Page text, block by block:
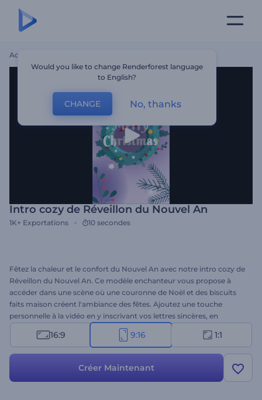
Accueil
Intro cozy de Réveillon du Nouvel An
1K+ Exportations 10 secondes
Fêtez la chaleur et le confort du Nouvel An avec notre intro cozy de
Réveillon du Nouvel An. Ce modèle enchanteur vous propose à
accéder dans une scène où une couronne de Noël et des biscuits
faits maison créent l'ambiance des fêtes. Ajoutez une touche
personnelle à la vidéo en y inscrivant vos lettres sincères, en
ajoutant votre logo et en mettant une musique de fond festive.
Utilisez ce modèle pour vos intros de Nouvel An, vos invitations aux
autre projet nécessitant une touche chaleureuse. Essayez-la dès
maintenant et propagez la joie de la saison avec les gens qui vous
16:9 9:16 1:1
Créer Maintenant
Would you like to change Renderforest language
to English?
CHANGE No, thanks